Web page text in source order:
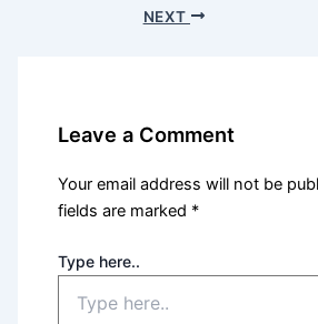
NEXT
Leave a Comment
Your email address will not be
fields are marked *
Type here..